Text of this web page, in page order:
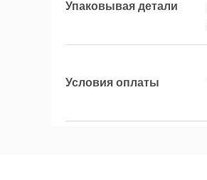
Упаковывая детали
Условия оплаты